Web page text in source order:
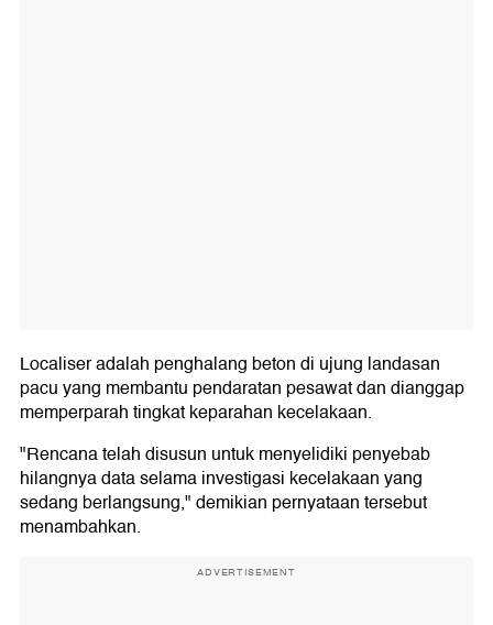
Localiser adalah penghalang beton di ujung landasan
pacu yang membantu pendaratan pesawat dan dianggap
memperparah tingkat keparahan kecelakaan.
"Rencana telah disusun untuk menyelidiki penyebab
hilangnya data selama investigasi kecelakaan yang
sedang berlangsung," demikian pernyataan tersebut
menambahkan.
ADVERTISEMENT